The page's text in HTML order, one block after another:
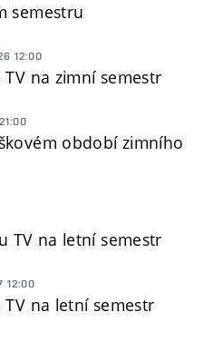
semestru
12:00
na zimní semestr
období zimního
TV na letní semestr
12:00
na letní semestr